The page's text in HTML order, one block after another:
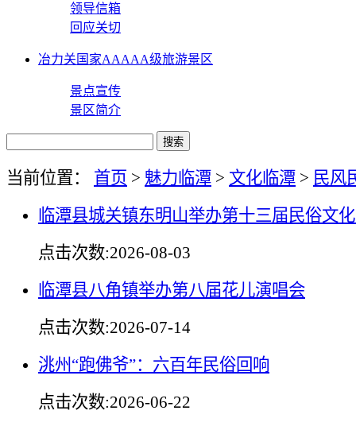
领导信箱
回应关切
冶力关国家AAAAA级旅游景区
景点宣传
景区简介
当前位置： 首页 > 魅力临潭 > 文化临潭 > 民风
临潭县城关镇东明山举办第十三届民俗文
点击次数:2026-08-03
临潭县八角镇举办第八届花儿演唱会
点击次数:2026-07-14
洮州“跑佛爷”：六百年民俗回响
点击次数:2026-06-22